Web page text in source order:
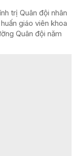
trị Quân đội nhân
giáo viên khoa
Quân đội năm